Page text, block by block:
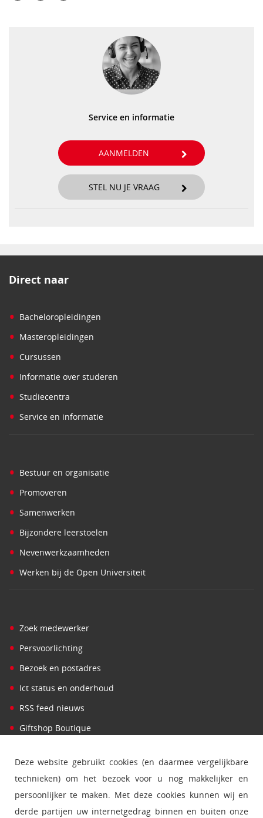
Service en informatie
AANMELDEN
STEL NU JE VRAAG
Deze website gebruikt cookies (en daarmee vergelijkbare
technieken) om het bezoek voor u nog makkelijker en
persoonlijker te maken. Met deze cookies kunnen wij en
derde partijen uw internetgedrag binnen en buiten onze
Direct naar
• Bacheloropleidingen
• Masteropleidingen
• Cursussen
• Informatie over studeren
• Studiecentra
• Service en informatie
• Bestuur en organisatie
• Promoveren
• Samenwerken
• Bijzondere leerstoelen
• Nevenwerkzaamheden
• Werken bij de Open Universiteit
• Zoek medewerker
• Persvoorlichting
• Bezoek en postadres
• Ict status en onderhoud
• RSS feed nieuws
• Giftshop Boutique